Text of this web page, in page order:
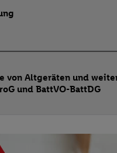
von Altgeräten und
und BattVO-BattDG